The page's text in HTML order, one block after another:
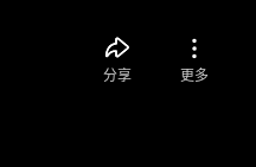
分享 更多